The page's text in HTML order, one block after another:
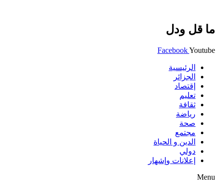
ما قل ودل
FacebookYoutube
الرئيسية
الجزائر
إقتصاد
تعليم
ثقافة
رياضة
صحة
مجتمع
الدين و الحياة
دولي
إعلانات وإشهار
Menu